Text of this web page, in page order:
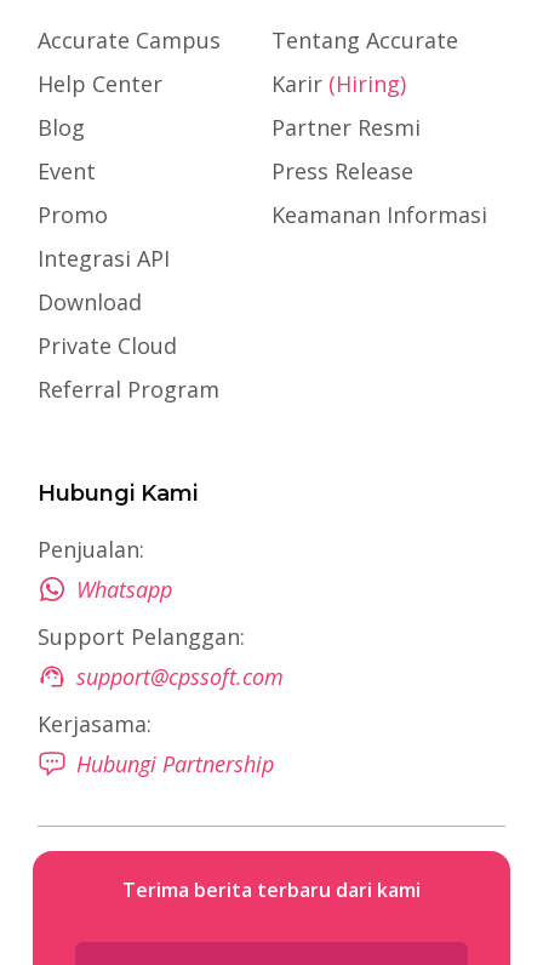
Accurate Campus
Help Center
Blog
Event
Promo
Integrasi API
Download
Private Cloud
Referral Program
Tentang Accurate
Karir (Hiring)
Partner Resmi
Press Release
Keamanan Informasi
Hubungi Kami
Penjualan:
Whatsapp
Support Pelanggan:
support@cpssoft.com
Kerjasama:
Hubungi Partnership
Terima berita terbaru dari kami